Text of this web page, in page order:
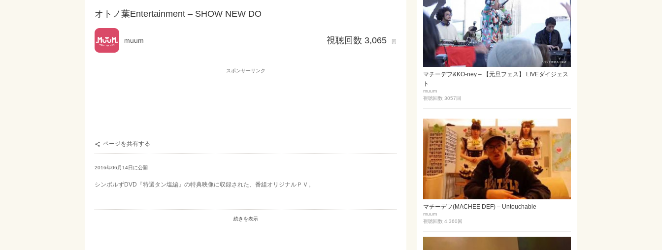
オトノ葉Entertainment – SHOW NEW DO
muum 視聴回数 3,065 回
スポンサーリンク
 ページを共有する
2016年06月14日に公開
シンボルずDVD『特選タン塩編』の特典映像に収録された、番組オリジナルＰＶ。
続きを表示
マチーデフ&KO-ney – 【元旦フェス】 LIVEダイジェス
ト
muum
視聴回数 3057 回
マチーデフ(MACHEE DEF) – Untouchable
muum
視聴回数 4,360 回